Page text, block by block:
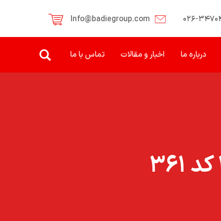
Info@badiegroup.com
درباره ما اخبار و مقالات تماس با ما